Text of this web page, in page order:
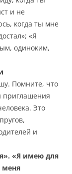
и не
когда ты мне
«Я
одиноким,
Помните, что
приглашения
Это
и
«Я имею для
меня